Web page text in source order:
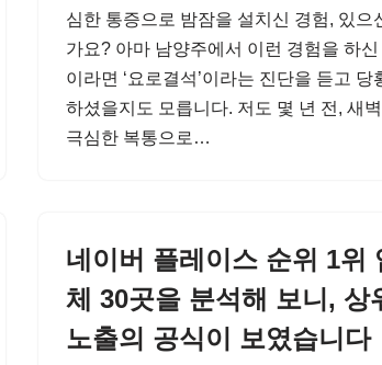
심한 통증으로 밤잠을 설치신 경험, 있으
가요? 아마 남양주에서 이런 경험을 하신
이라면 ‘요로결석’이라는 진단을 듣고 당
하셨을지도 모릅니다. 저도 몇 년 전, 새벽
극심한 복통으로…
네이버 플레이스 순위 1위
체 30곳을 분석해 보니, 상
노출의 공식이 보였습니다